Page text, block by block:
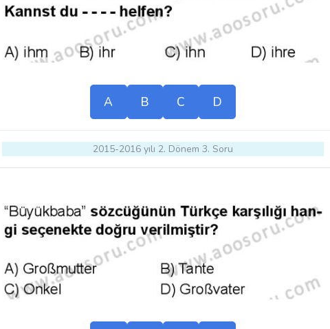
A B C D
2015-2016 yılı 2. Dönem 3. Soru